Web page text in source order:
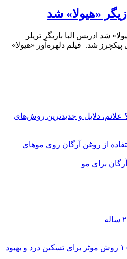
«هیولا» شد
شد ادریس البا بازیگر تریلر
پیکچرز شد. فیلم دلهره‌آور «هیولا»
دلایل و جدیدترین روش‌های
برای مو
درمان خانگی تاول پا؛ ۱۰ روش موثر برای تسکین درد و بهبود